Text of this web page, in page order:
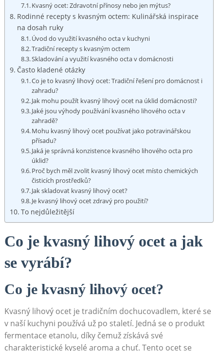
Kvasný ocet: Zdravotní přínosy nebo jen mýtus?
Rodinné recepty⁢ s kvasným octem: Kulinářská inspirace⁣
na dosah ruky
Úvod do‍ využití kvasného octa v kuchyni
Tradiční recepty s kvasným octem
Skladování a využití kvasného octa v‌ domácnosti
Často kladené otázky
Co je ⁢to kvasný ⁤lihový ocet: Tradiční řešení pro domácnost‍ i
zahradu?
Jak mohu ⁢použít ‍kvasný lihový ocet‌ na úklid domácnosti?
Jaké ⁣jsou výhody používání kvasného lihového octa ⁢v
zahradě?
Mohu kvasný lihový ocet používat jako potravinářskou
přísadu?
Jaká je správná konzistence ⁢kvasného lihového⁤ octa pro
úklid?
Proč bych měl‍ zvolit kvasný lihový​ ocet místo chemických
čisticích prostředků?
Jak skladovat kvasný‍ lihový ocet?
Je kvasný lihový ocet zdravý pro použití?
To nejdůležitější
Co je ​kvasný lihový ocet a jak
se vyrábí?
Co je kvasný lihový ocet?
Kvasný lihový ocet je tradičním dochucovadlem,‌ které se
v naší kuchyni ‍používá už po staletí. Jedná se o produkt
fermentace etanolu, díky čemuž získává své
charakteristické kyselé aroma a chuť. Tento ocet se